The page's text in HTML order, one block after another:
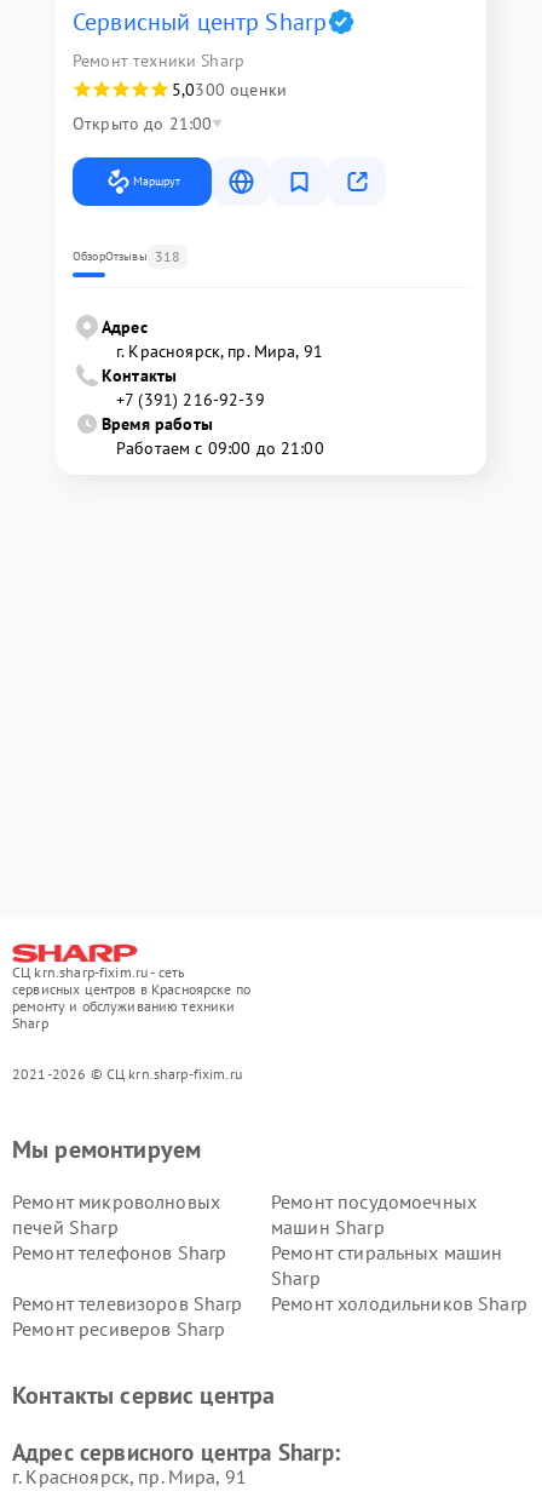
Сервисный центр Sharp
Ремонт техники Sharp
5,0300 оценки
Открыто до 21:00
Маршрут
ОбзорОтзывы 318
Адрес
г. Красноярск, ​пр. Мира, 91
Контакты
+7 (391) 216-92-39
Время работы
Работаем с 09:00 до 21:00
СЦ krn.sharp-fixim.ru - сеть
сервисных центров в Красноярске по
ремонту и обслуживанию техники
Sharp
2021-2026 © СЦ krn.sharp-fixim.ru
Мы ремонтируем
Ремонт микроволновых
печей Sharp
Ремонт посудомоечных
машин Sharp
Ремонт телефонов Sharp
Ремонт стиральных машин
Sharp
Ремонт телевизоров Sharp
Ремонт холодильников Sharp
Ремонт ресиверов Sharp
Контакты сервис центра
Адрес сервисного центра Sharp:
г. Красноярск, ​пр. Мира, 91